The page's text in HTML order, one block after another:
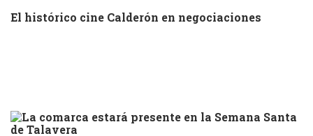
El histórico cine Calderón en negociaciones